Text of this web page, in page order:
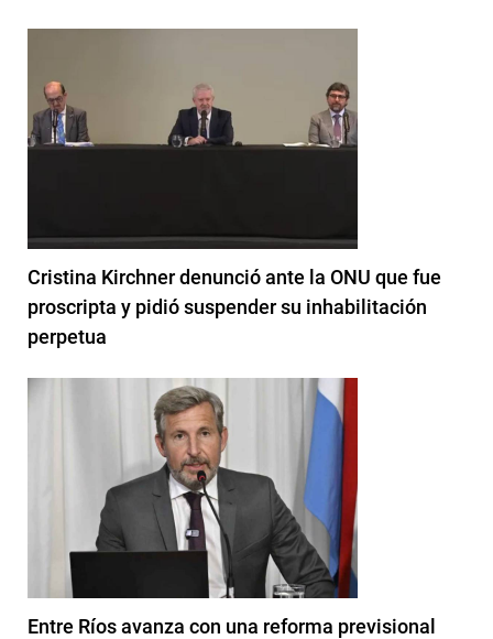
Cristina Kirchner denunció ante la ONU que fue
proscripta y pidió suspender su inhabilitación
perpetua
Entre Ríos avanza con una reforma previsional